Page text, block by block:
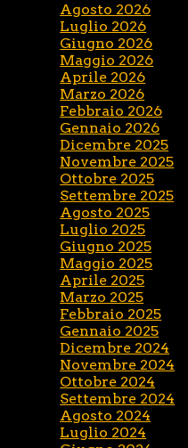
Agosto 2026
Luglio 2026
Giugno 2026
Maggio 2026
Aprile 2026
Marzo 2026
Febbraio 2026
Gennaio 2026
Dicembre 2025
Novembre 2025
Ottobre 2025
Settembre 2025
Agosto 2025
Luglio 2025
Giugno 2025
Maggio 2025
Aprile 2025
Marzo 2025
Febbraio 2025
Gennaio 2025
Dicembre 2024
Novembre 2024
Ottobre 2024
Settembre 2024
Agosto 2024
Luglio 2024